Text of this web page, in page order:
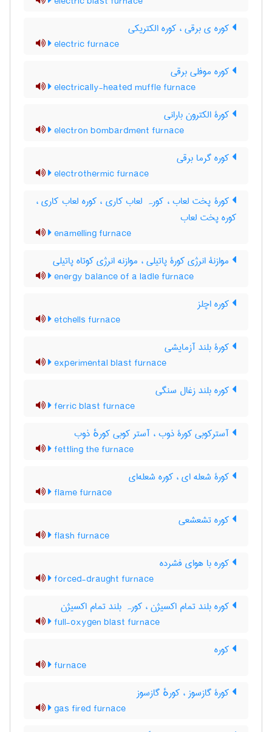
کوره ی برقی ، کوره الکتریکی
electric furnace
کوره موفلی برقی
electrically-heated muffle furnace
کورۀ الکترون بارانی
electron bombardment furnace
کوره گرما برقی
electrothermic furnace
کورۀ پخت لعاب ، کورہ لعاب کاری ، کوره لعاب کاری ،
کوره پخت لعاب
enamelling furnace
موازنۀ انرژی کورۀ پاتیلی ، موازنه انرژی کوتاه پاتیلی
energy balance of a ladle furnace
کوره اچلز
etchells furnace
کورۀ بلند آزمایشی
experimental blast furnace
کوره بلند زغال سنگی
ferric blast furnace
آسترکوبی کورۀ ذوب ، آستر کوبی کورهٔ ذوب
fettling the furnace
کورۀ شعله ای ، کوره شعله‌ای
flame furnace
کوره تشعشعی
flash furnace
کوره با هوای فشرده
forced-draught furnace
کوره بلند تمام اکسیژن ، کورہ بلند تمام اکسیژن
full-oxygen blast furnace
کوره
furnace
کورۀ گازسوز ، کورهٔ گازسوز
gas fired furnace